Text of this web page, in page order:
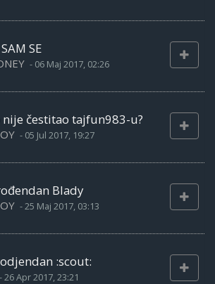
SE
- 06 Maj 2017, 02:26
nije čestitao tajfun983-u?
- 05 Jul 2017, 19:27
Blady
-25 Maj 2017, 03:13
:scout:
-26 Apr 2017, 23:21